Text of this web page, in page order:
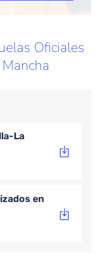
Oficiales
La
en